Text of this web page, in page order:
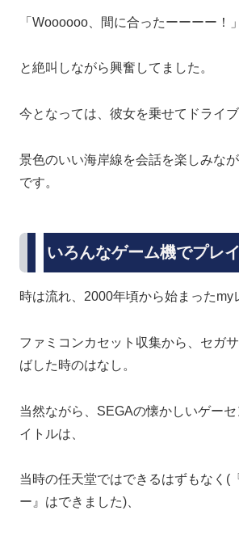
「Woooooo、間に合ったーーーー！」
と絶叫しながら興奮してました。
今となっては、彼女を乗せてドライブ
景色のいい海岸線を会話を楽しみな
です。
いろんなゲーム機でプレイ
時は流れ、2000年頃から始まったmy
ファミコンカセット収集から、セガ
ばした時のはなし。
当然ながら、SEGAの懐かしいゲー
イトルは、
当時の任天堂ではできるはずもなく(
ー』はできました)、